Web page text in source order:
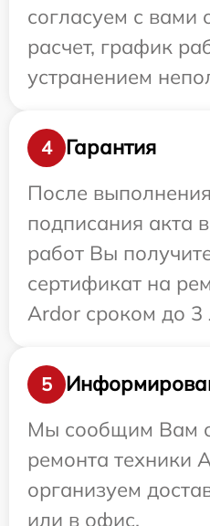
согласуем с вами
расчет, график
устранением
4
Гарантия
После
подписания акта
работ Вы
сертификат на
Ardor сроком до 3
5
Мы сообщим Вам
ремонта техники
организуем
или в офис.